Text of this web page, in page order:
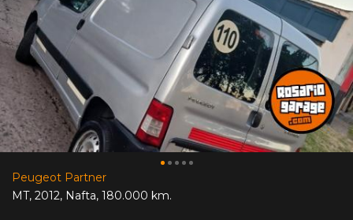
Peugeot Partner
MT, 2012, Nafta, 180.000 km.